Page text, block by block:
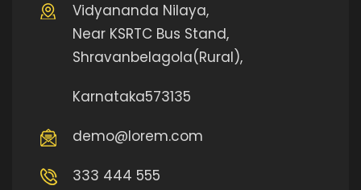
Vidyananda Nilaya,
Near KSRTC Bus Stand,
Shravanbelagola(Rural),
Karnataka573135
demo@lorem.com
333 444 555